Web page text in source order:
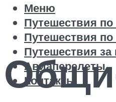
Путешествия
Путешествия по
Путешествия за
Авиаперелеты
Контакты
Меню